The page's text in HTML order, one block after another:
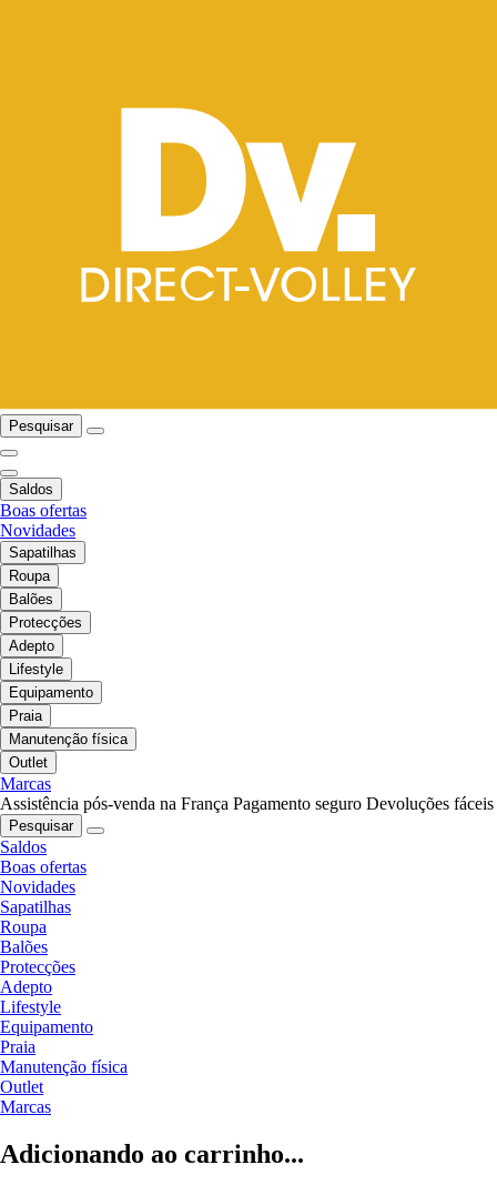
Pesquisar
Saldos
Boas ofertas
Novidades
Sapatilhas
Roupa
Balões
Protecções
Adepto
Lifestyle
Equipamento
Praia
Manutenção física
Outlet
Marcas
Assistência pós-venda na França Pagamento seguro Devoluções fáceis
Pesquisar
Saldos
Boas ofertas
Novidades
Sapatilhas
Roupa
Balões
Protecções
Adepto
Lifestyle
Equipamento
Praia
Manutenção física
Outlet
Marcas
Adicionando ao carrinho...